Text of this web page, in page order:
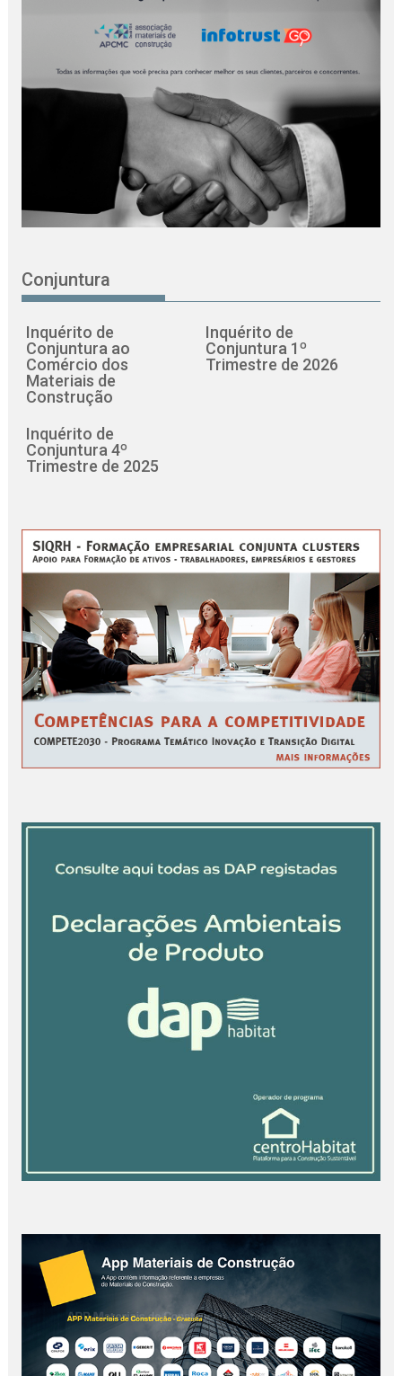
Conjuntura
Inquérito de
Conjuntura ao
Comércio dos
Materiais de
Construção
Inquérito de
Conjuntura 1º
Trimestre de 2026
Inquérito de
Conjuntura 4º
Trimestre de 2025